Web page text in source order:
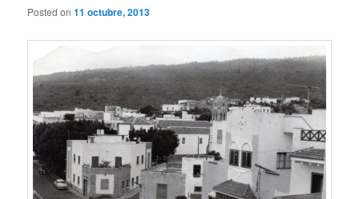
Posted on11 octubre, 2013